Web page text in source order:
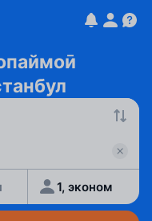
1, эконом